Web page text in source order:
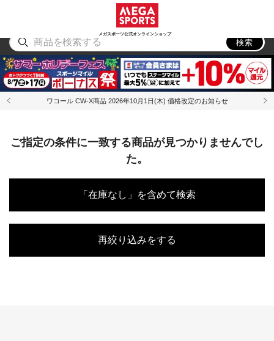
メガスポーツ公式オンラインショップ
アウトドア
検索
ワコール CW-X商品 2026年10月1日(木) 価格改定のお知らせ
ご指定の条件に一致する商品が見つかりませんでし
た。
「在庫なし」を含めて検索
再絞り込みをする